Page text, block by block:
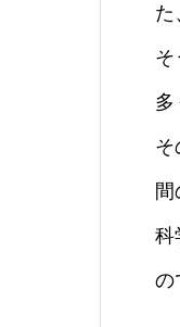
た
そ
多
そ
科
の